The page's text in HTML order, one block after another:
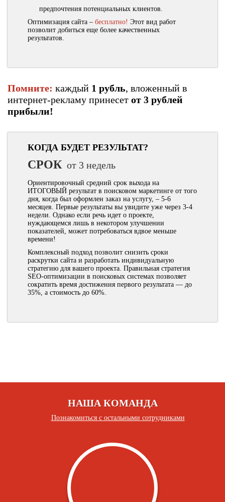
предпочтения потенциальных клиентов.
Оптимизация сайта – бесплатно! Этот вид работ
позволит добиться еще более качественных
результатов.
Помните: каждый 1 рубль, вложенный в
интернет-рекламу принесет от 3 рублей
прибыли!
КОГДА БУДЕТ РЕЗУЛЬТАТ?
СРОК от 3 недель
Ориентировочный средний срок выхода на
ИТОГОВЫЙ результат в поисковом маркетинге от того
дня, когда был оформлен заказ на услугу, – 5-6
месяцев. Первые результаты вы увидите уже через 3-4
недели. Однако если речь идет о проекте,
нуждающемся лишь в некотором улучшении
показателей, может потребоваться вдвое меньше
времени!
Комплексный подход позволит снизить сроки
раскрутки сайта и разработать индивидуальную
стратегию для вашего проекта. Правильная стратегия
SEO-оптимизации в поисковых системах позволяет
сократить время достижения первого результата — до
35%, а стоимость до 60%.
НАША КОМАНДА
Познакомиться с остальными сотрудниками